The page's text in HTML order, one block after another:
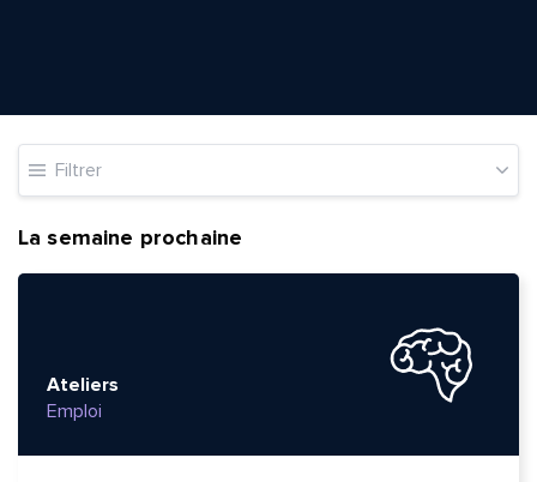
Filtrer
La semaine prochaine
Ateliers
Emploi